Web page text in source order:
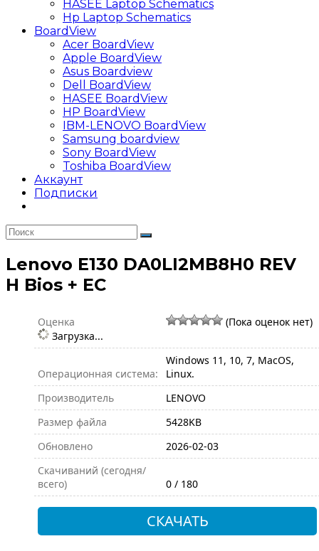
HASEE Laptop Schematics
Hp Laptop Schematics
BoardView
Acer BoardView
Apple BoardView
Asus Boardview
Dell BoardView
HASEE BoardView
HP BoardView
IBM-LENOVO BoardView
Samsung boardview
Sony BoardView
Toshiba BoardView
Аккаунт
Подписки
Lenovo E130 DA0LI2MB8H0 REV
H Bios + EC
Оценка
(Пока оценок нет)
Загрузка...
Операционная система:
Windows 11, 10, 7, MacOS,
Linux.
Производитель
LENOVO
Размер файла
5428KB
Обновлено
2026-02-03
Скачиваний (сегодня/
всего)
0 / 180
СКАЧАТЬ